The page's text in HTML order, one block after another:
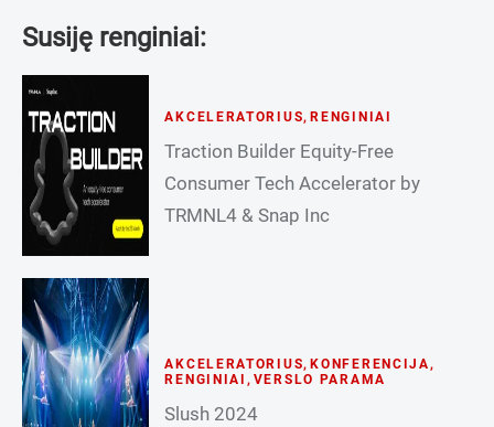
Susiję renginiai:
AKCELERATORIUS, RENGINIAI
Traction Builder Equity-Free
Consumer Tech Accelerator by
TRMNL4 & Snap Inc
AKCELERATORIUS, KONFERENCIJA,
RENGINIAI , VERSLO PARAMA
Slush 2024